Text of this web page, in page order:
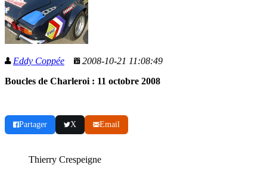
Eddy Coppée
2008-10-21 11:08:49
Boucles de Charleroi : 11 octobre 2008
Partager X Email
Thierry Crespeigne